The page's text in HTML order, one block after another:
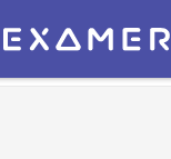
— ЕГЭ 2027